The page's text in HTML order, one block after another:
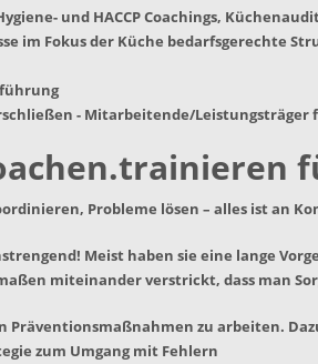
und HACCP Coachings,
im Fokus der Küche bedarfsgerechte
- Mitarbeitende/Leistungsträger
Probleme lösen – alles ist an
Meist haben sie eine lange
miteinander verstrickt, dass man
Präventionsmaßnahmen zu arbeiten.
zum Umgang mit Fehlern